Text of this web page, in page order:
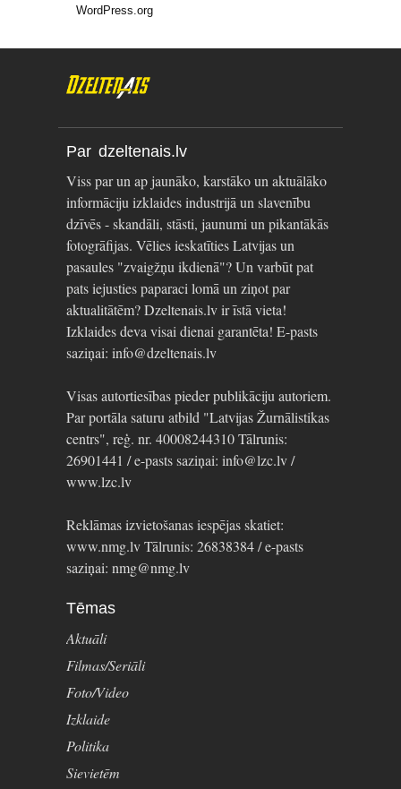
WordPress.org
Par dzeltenais.lv
Viss par un ap jaunāko, karstāko un aktuālāko
informāciju izklaides industrijā un slavenību
dzīvēs - skandāli, stāsti, jaunumi un pikantākās
fotogrāfijas. Vēlies ieskatīties Latvijas un
pasaules "zvaigžņu ikdienā"? Un varbūt pat
pats iejusties paparaci lomā un ziņot par
aktualitātēm? Dzeltenais.lv ir īstā vieta!
Izklaides deva visai dienai garantēta! E-pasts
saziņai: info@dzeltenais.lv
Visas autortiesības pieder publikāciju autoriem.
Par portāla saturu atbild "Latvijas Žurnālistikas
centrs", reģ. nr. 40008244310 Tālrunis:
26901441 / e-pasts saziņai: info@lzc.lv /
www.lzc.lv
Reklāmas izvietošanas iespējas skatiet:
www.nmg.lv Tālrunis: 26838384 / e-pasts
saziņai: nmg@nmg.lv
Tēmas
Aktuāli
Filmas/Seriāli
Foto/Video
Izklaide
Politika
Sievietēm